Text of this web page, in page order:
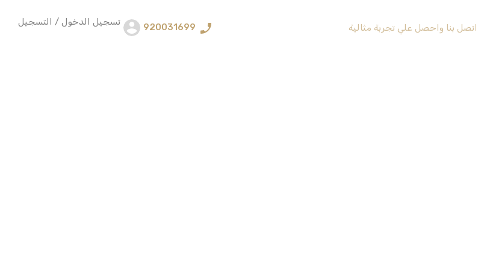
اتصل بنا واحصل علي تجربة مثالية 920031699
تسجيل الدخول / التسجيل